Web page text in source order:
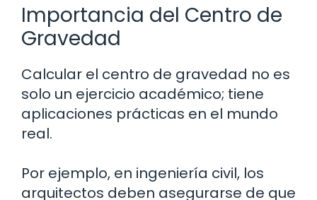
Importancia del Centro de
Gravedad
Calcular el centro de gravedad no es
solo un ejercicio académico; tiene
aplicaciones prácticas en el mundo
real.
Por ejemplo, en ingeniería civil, los
arquitectos deben asegurarse de que